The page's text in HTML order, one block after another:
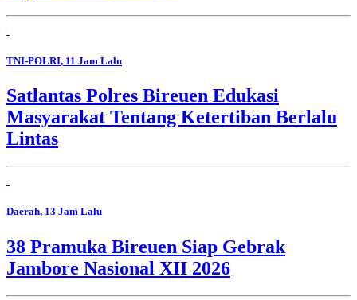
TNI-POLRI, 11 Jam Lalu
Satlantas Polres Bireuen Edukasi
Masyarakat Tentang Ketertiban Berlalu
Lintas
Daerah, 13 Jam Lalu
38 Pramuka Bireuen Siap Gebrak
Jambore Nasional XII 2026